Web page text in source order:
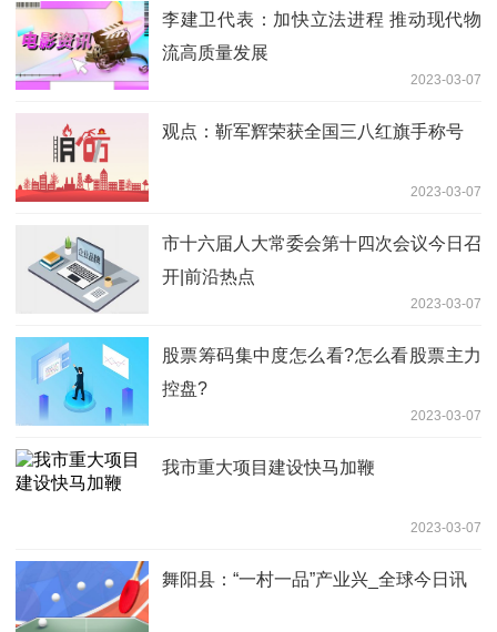
李建卫代表：加快立法进程 推动现代物
流高质量发展
2023-03-07
观点：靳军辉荣获全国三八红旗手称号
2023-03-07
市十六届人大常委会第十四次会议今日召
开|前沿热点
2023-03-07
股票筹码集中度怎么看?怎么看股票主力
控盘?
2023-03-07
我市重大项目建设快马加鞭
2023-03-07
舞阳县：“一村一品”产业兴_全球今日讯